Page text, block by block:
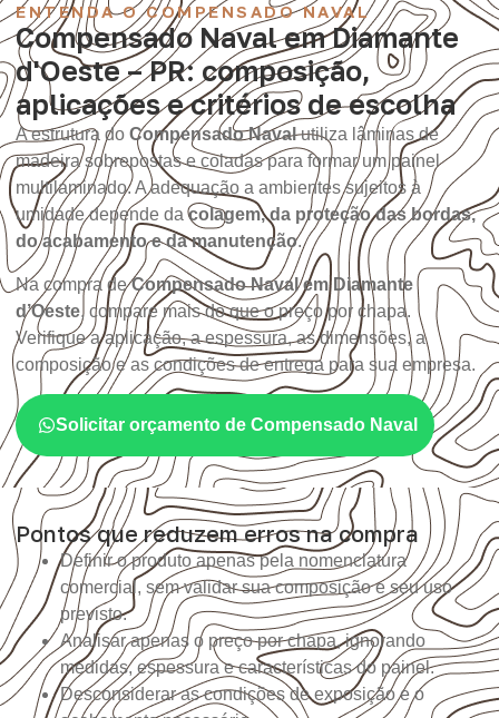
ENTENDA O COMPENSADO NAVAL
Compensado Naval em Diamante
d'Oeste – PR: composição,
aplicações e critérios de escolha
A estrutura do Compensado Navalutiliza lâminas de
madeira sobrepostas e coladas para formar um painel
multilaminado. A adequação a ambientes sujeitos à
umidade depende dacolagem, da proteção das bordas,
do acabamento e da manutenção.
Na compra deCompensado Naval em Diamante
d’Oeste, compare mais do que o preço por chapa.
Verifique a aplicação, a espessura, as dimensões, a
composição e as condições de entrega para sua empresa.
Solicitar orçamento de Compensado Naval
Pontos que reduzem erros na compra
Definir o produto apenas pela nomenclatura
comercial, sem validar sua composição e seu uso
previsto.
Analisar apenas o preço por chapa, ignorando
medidas, espessura e características do painel.
Desconsiderar as condições de exposição e o